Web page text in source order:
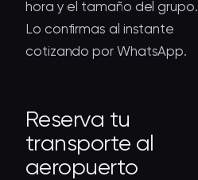
hora y el tamaño del grupo.
Lo confirmas al instante
cotizando por WhatsApp.
Reserva tu
transporte al
aeropuerto